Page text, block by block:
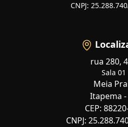
CNPJ:
rua 280,
Sala 01
Meia
Itapema -
CEP:
CNPJ: